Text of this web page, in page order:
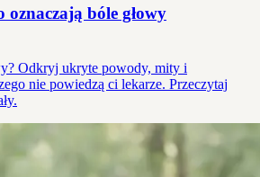
bóle głowy
Odkryj ukryte powody, mity i
nie powiedzą ci lekarze. Przeczytaj